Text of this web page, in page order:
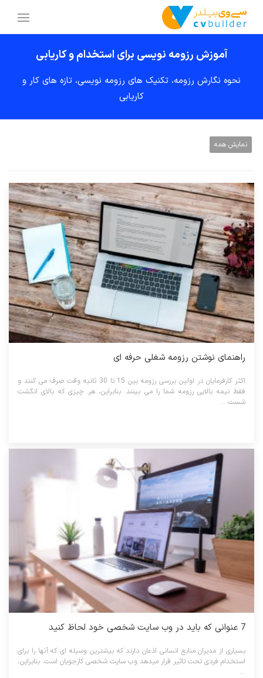
آموزش رزومه نویسی برای استخدام و کاریابی
نحوه نگارش رزومه، تکنیک های رزومه نویسی، تازه های کار و
کاریابی
نمایش همه
راهنمای نوشتن رزومه شغلی حرفه ای
اکثر کارفرمایان در اولین بررسی رزومه بین 15 تا 30 ثانیه وقت صرف می کنند و
فقط نیمه بالایی رزومه شما را می بینند. بنابراین، هر چیزی که بالای انگشت
شست ...
7 عنوانی که باید در وب سایت شخصی خود لحاظ کنید
بسیاری از مدیران منابع انسانی اذعان دارند که بیشترین وسیله ای که آنها را برای
استخدام فردی تحت تاثیر قرار میدهد وب سایت شخصی کارجویان است. بنابراین،
...